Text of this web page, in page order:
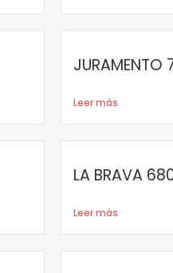
JURAMENTO
Leer más
LA BRAVA
Leer más